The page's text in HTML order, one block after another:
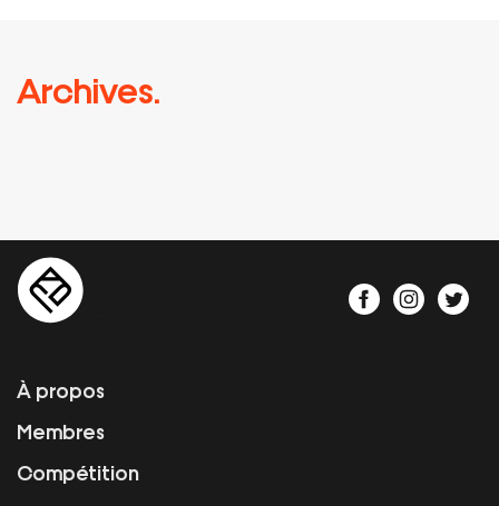
Archives.
À propos
Membres
Compétition